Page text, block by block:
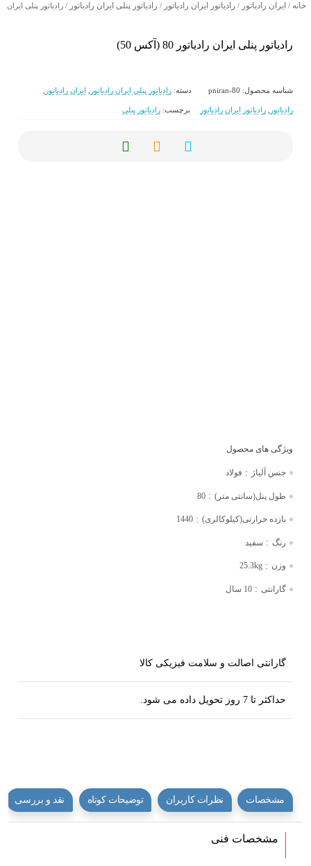
خانه / ایران رادیاتور / رادیاتور ایران رادیاتور / رادیاتور پنلی ایران رادیاتور / رادیاتور پنلی ایران رادیاتور
رادیاتور پنلی ایران رادیاتور 80 (آکس 50)
شناسه محصول: pniran-80 دسته: رادیاتور پنلی ایران رادیاتور ایران رادیاتور
رادیاتور رادیاتور ایران رادیاتور برچسب: رادیاتور پنلی
جنس آلیاژ : فولاد
طول پنل(سانتی متر) :
80
بازده حرارتی(کیلوکالری) :
1440
رنگ : سفید
وزن :
25.3kg
گارانتی : 10 سال
گارانتی اصالت و سلامت فیزیکی کالا
حداکثر تا 7 روز تحویل داده می شود.
مشخصات نظرات کاربران توضیحات کوتاه نقد و بررسی
مشخصات فنی